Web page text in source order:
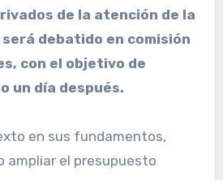
de la atención de la
será debatido en comisión
con el objetivo de
un día después.
en sus fundamentos,
ampliar el presupuesto